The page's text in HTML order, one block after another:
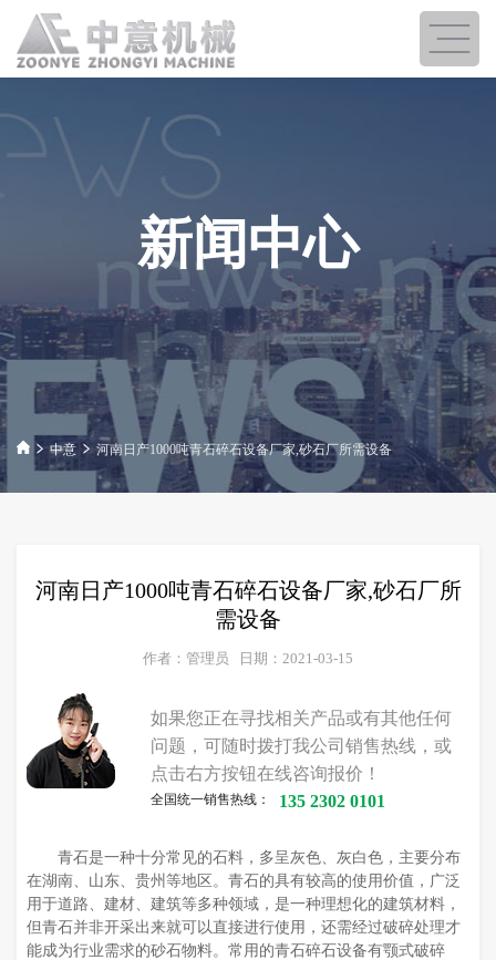
新闻中心
中意 河南日产1000吨青石碎石设备厂家,砂石厂所需设备
河南日产1000吨青石碎石设备厂家,砂石厂所
需设备
作者：管理员 日期：2021-03-15
如果您正在寻找相关产品或有其他任何
问题，可随时拨打我公司销售热线，或
点击右方按钮在线咨询报价！
全国统一销售热线： 135 2302 0101
青石是一种十分常见的石料，多呈灰色、灰白色，主要分布
在湖南、山东、贵州等地区。青石的具有较高的使用价值，广泛
用于道路、建材、建筑等多种领域，是一种理想化的建筑材料，
但青石并非开采出来就可以直接进行使用，还需经过破碎处理才
能成为行业需求的砂石物料。常用的青石碎石设备有颚式破碎